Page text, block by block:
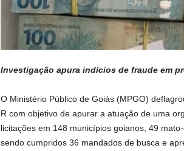
Investigação apura indícios de fraude em
O Ministério Público de Goiás (MPGO)
R com objetivo de apurar a atuação de uma
licitações em 148 municípios goianos, 49
sendo cumpridos 36 mandados de busca e